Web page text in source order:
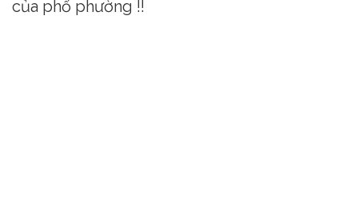
của phố phường !!